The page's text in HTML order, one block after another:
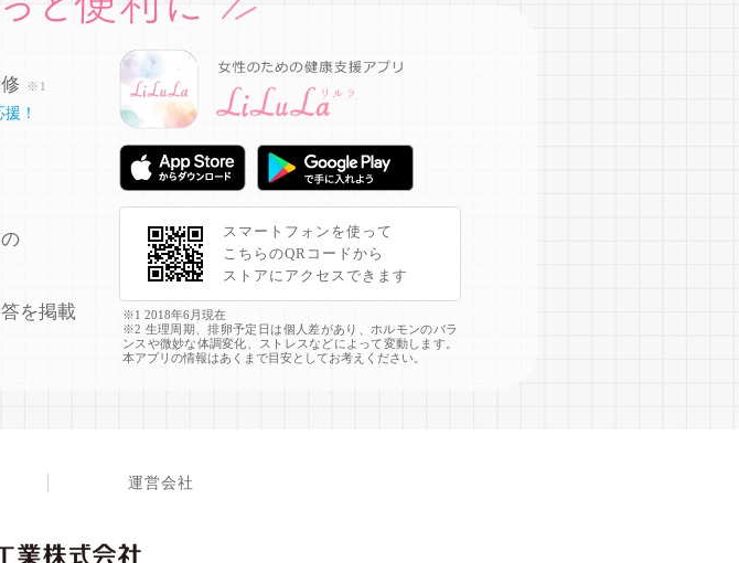
※1
！
を掲載
スマートフォンを使って
こちらのQRコードから
ストアにアクセスできます
※1 2018年6月現在
※2 生理周期、排卵予定日は個人差があり、ホルモンのバラ
ンスや微妙な体調変化、ストレスなどによって変動します。
本アプリの情報はあくまで目安としてお考えください。
運営会社